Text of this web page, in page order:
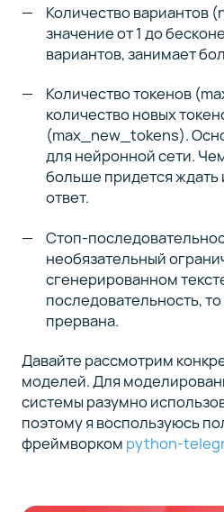
Количество вариантов
значение от 1 до
вариантов, занимает
Количество токенов
количество новых
(max_new_tokens).
для нейронной сети.
больше придется
ответ.
Стоп-
необязательный
сгенерированном
последовательность,
прервана.
Давайте рассмотрим
моделей. Для
системы разумно
поэтому я воспользуюсь
фреймворком python-